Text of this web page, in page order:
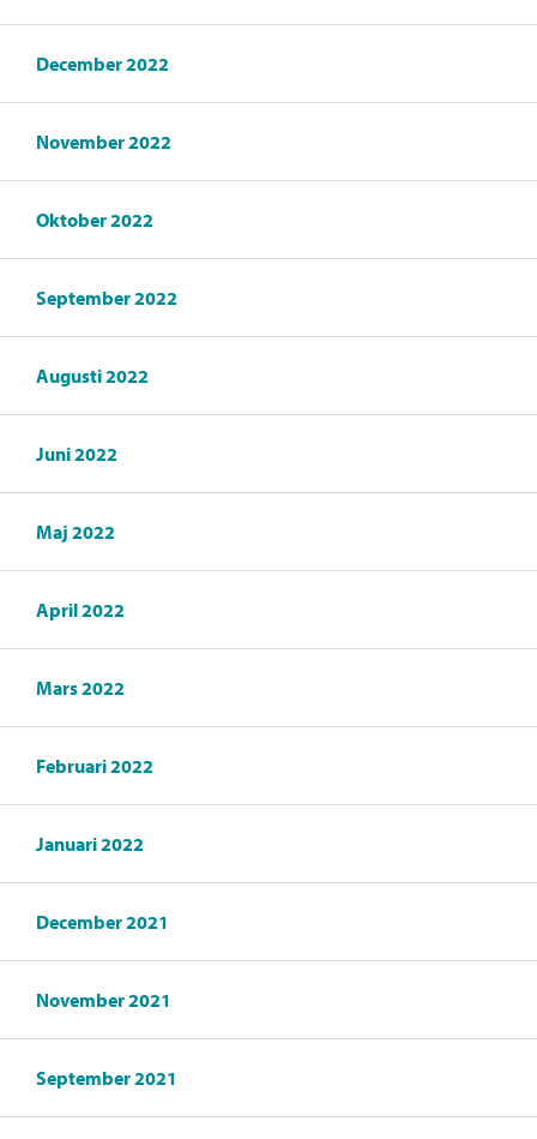
December 2022
November 2022
Oktober 2022
September 2022
Augusti 2022
Juni 2022
Maj 2022
April 2022
Mars 2022
Februari 2022
Januari 2022
December 2021
November 2021
September 2021